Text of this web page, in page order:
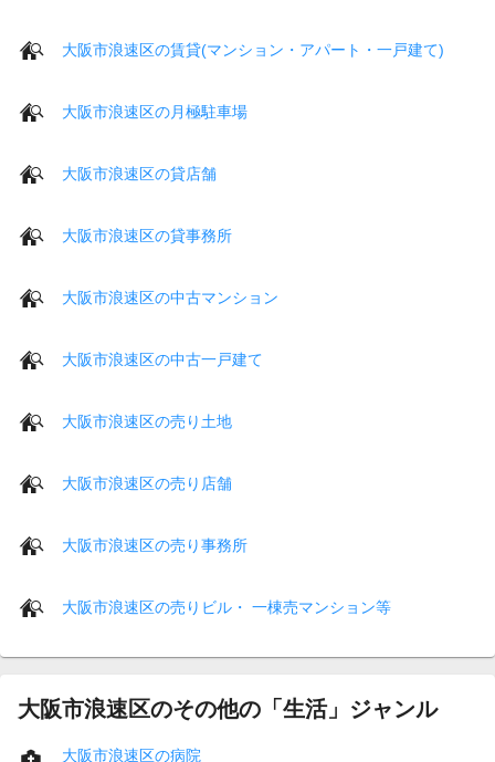
大阪市浪速区の賃貸(マンション・アパート・一戸建て)
大阪市浪速区の月極駐車場
大阪市浪速区の貸店舗
大阪市浪速区の貸事務所
大阪市浪速区の中古マンション
大阪市浪速区の中古一戸建て
大阪市浪速区の売り土地
大阪市浪速区の売り店舗
大阪市浪速区の売り事務所
大阪市浪速区の売りビル・ 一棟売マンション等
大阪市浪速区のその他の「生活」ジャンル
大阪市浪速区の病院